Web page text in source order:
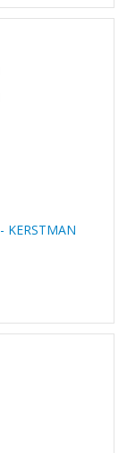
KERSTMAN